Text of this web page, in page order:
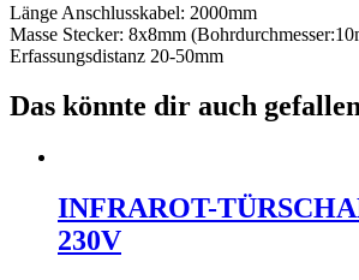
Länge Anschlusskabel: 2000mm
Masse Stecker: 8x8mm
Erfassungsdistanz 20-50mm
Das könnte dir auch
INFRAROT-
230V